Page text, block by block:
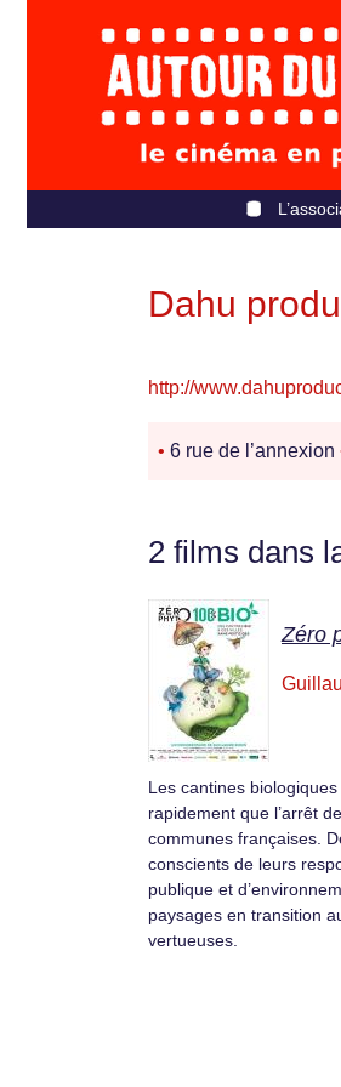
Dahu
http://
• 6 rue de l’annexion
2 films dans
Zéro
Les cantines
rapidement que l’arrêt
communes françaises.
conscients de leurs
publique et
paysages en transition
vertueuses.